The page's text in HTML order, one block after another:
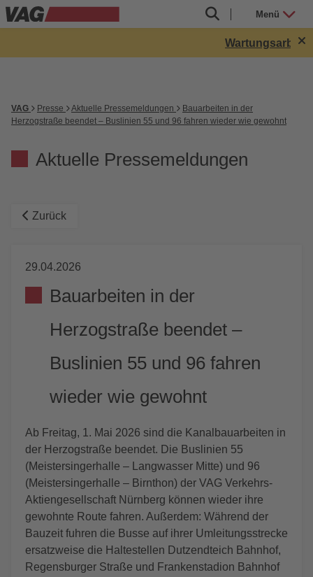
Menü
VAG Presse Aktuelle Pressemeldungen
Bauarbeiten in der
Herzogstraße beendet – Buslinien 55 und 96 fahren wieder wie gewohnt
Aktuelle Pressemeldungen
Zurück
29.04.2026
Bauarbeiten in der
Herzogstraße beendet –
Buslinien 55 und 96 fahren
wieder wie gewohnt
Ab Freitag, 1. Mai 2026 sind die Kanalbauarbeiten in
der Herzogstraße beendet. Die Buslinien 55
(Meistersingerhalle – Langwasser Mitte) und 96
(Meistersingerhalle – Birnthon) der VAG Verkehrs-
Aktiengesellschaft Nürnberg können wieder ihre
gewohnte Route fahren. Außerdem: Während der
Bauzeit fuhren die Busse auf ihrer Umleitungsstrecke
ersatzweise die Haltestellen Dutzendteich Bahnhof,
Regensburger Straße und Frankenstadion Bahnhof